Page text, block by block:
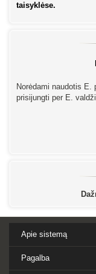
taisyklėse.
Norėdami naudotis
prisijungti per E.
Apie sistemą
Pagalba